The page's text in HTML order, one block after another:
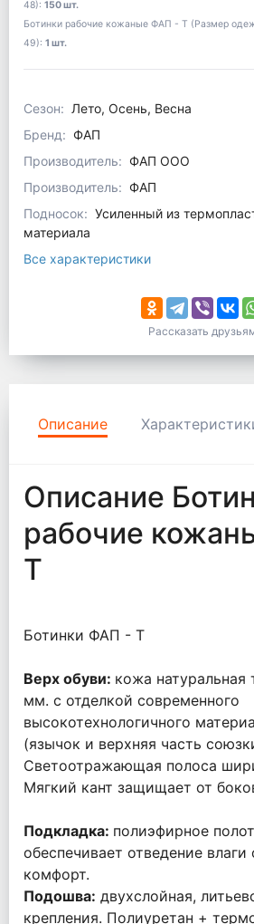
48): 150 шт.
Ботинки рабочие кожаные ФАП - Т (Размер
49): 1 шт.
Сезон: Лето, Осень, Весна
Бренд: ФАП
Производитель: ФАП ООО
Производитель: ФАП
Подносок: Усиленный из
материала
Все характеристики
Рассказать
Описание
Описание
рабочие
Т
Ботинки ФАП - Т
Верх обуви: кожа натуральная
мм. с отделкой современного
высокотехнологичного
(язычок и верхняя часть
Светоотражающая полоса
Мягкий кант защищает от
Подкладка: полиэфирное
обеспечивает отведение
комфорт.
Подошва: двухслойная,
крепления. Полиуретан +